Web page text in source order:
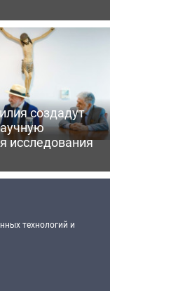
создадут
исследования
технологий и